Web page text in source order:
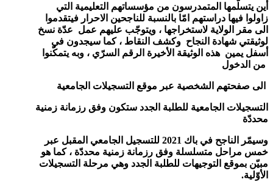
أين يتسلّمها المتمدرسون من مؤسساتهم التعليمية التي
زاولوا فيها دراستهم امّا بالنسبة للناجحين الاحرار فيتقدموا
الى مقر الولاية لاستخراجها ، ويتوجّب عليهم عمل عدّة نسخ
لوثيقتي شهادة النجاح وكشف النقاط ، كما سيجدون في
أسفل يمين هذه الوثيقة الأخيرة الرقم السرّي ، وبه يتمكّنوا
من الدخول
الى صفحتهم الشخصية عبر موقع التسجيلات الجامعية
التسجيلات الجامعية للطلبة الجدد ستكون وفق رزمانة زمنية
محددّة
وسيمّر الناجح في باك 2021 للتسجيل الجامعي المقبل عبر
خمس مراحل متسلسلة وفق رزمانة زمنية محددّة ، كما هو
مبيّن بموقع التوجيهات للطلبة الجدد وهي مرحلة التسجيلات
الأوّلية.